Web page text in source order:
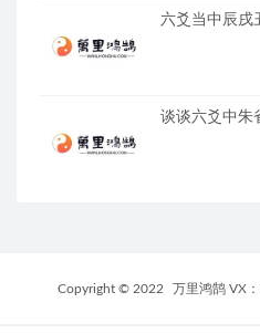
六爻当中辰戌
谈谈六爻中朱
Copyright © 2022 万里鸿鹄 VX